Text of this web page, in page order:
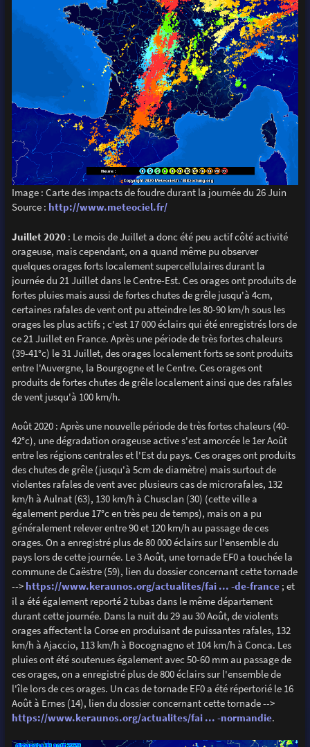
Image : Carte des impacts de foudre durant la journée du 26 Juin
Source : http://www.meteociel.fr/
Juillet 2020: Le mois de Juillet a donc été peu actif côté activité
orageuse, mais cependant, on a quand même pu observer
quelques orages forts localement supercellulaires durant la
journée du 21 Juillet dans le Centre-Est. Ces orages ont produits de
fortes pluies mais aussi de fortes chutes de grêle jusqu'à 4cm,
certaines rafales de vent ont pu atteindre les 80-90 km/h sous les
orages les plus actifs ; c'est 17 000 éclairs qui été enregistrés lors de
ce 21 Juillet en France. Après une période de très fortes chaleurs
(39-41°c) le 31 Juillet, des orages localement forts se sont produits
entre l'Auvergne, la Bourgogne et le Centre. Ces orages ont
produits de fortes chutes de grêle localement ainsi que des rafales
de vent jusqu'à 100 km/h.
Août 2020 : Après une nouvelle période de très fortes chaleurs (40-
42°c), une dégradation orageuse active s'est amorcée le 1er Août
entre les régions centrales et l'Est du pays. Ces orages ont produits
des chutes de grêle (jusqu'à 5cm de diamètre) mais surtout de
violentes rafales de vent avec plusieurs cas de microrafales, 132
km/h à Aulnat (63), 130 km/h à Chusclan (30) (cette ville a
également perdue 17°c en très peu de temps), mais on a pu
généralement relever entre 90 et 120 km/h au passage de ces
orages. On a enregistré plus de 80 000 éclairs sur l'ensemble du
pays lors de cette journée. Le 3 Août, une tornade EF0 a touchée la
commune de Caëstre (59), lien du dossier concernant cette tornade
--> https://www.keraunos.org/actualites/fai ... -de-france; et
il a été également reporté 2 tubas dans le même département
durant cette journée. Dans la nuit du 29 au 30 Août, de violents
orages affectent la Corse en produisant de puissantes rafales, 132
km/h à Ajaccio, 113 km/h à Bocognagno et 104 km/h à Conca. Les
pluies ont été soutenues également avec 50-60 mm au passage de
ces orages, on a enregistré plus de 800 éclairs sur l'ensemble de
l'île lors de ces orages. Un cas de tornade EF0 a été répertorié le 16
Août à Ernes (14), lien du dossier concernant cette tornade -->
https://www.keraunos.org/actualites/fai ... -normandie.